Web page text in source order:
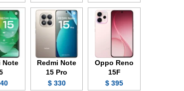
Oppo Reno
15F
395 $
Redmi Note
15 Pro
330 $
Note
$